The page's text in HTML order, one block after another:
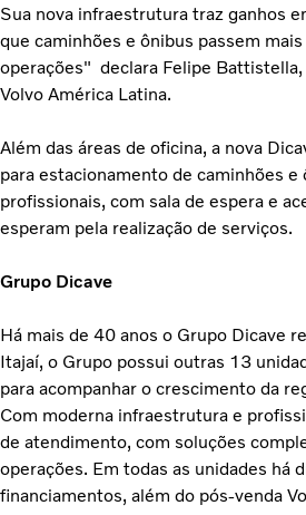
Sua nova infraestrutura traz ganhos
que caminhões e ônibus passem
operações" declara Felipe
Volvo América Latina.
Além das áreas de oficina, a nova
para estacionamento de caminhões
profissionais, com sala de espera e
esperam pela realização de serviços.
Grupo Dicave
Há mais de 40 anos o Grupo Dicave
Itajaí, o Grupo possui outras 13
para acompanhar o crescimento da
Com moderna infraestrutura e
de atendimento, com soluções
operações. Em todas as unidades há
financiamentos, além do pós-venda